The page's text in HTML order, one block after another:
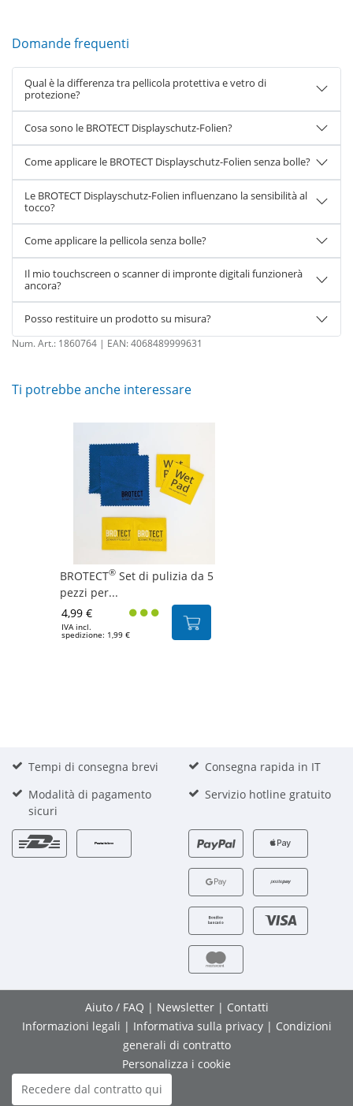
Domande frequenti
Qual è la differenza tra pellicola protettiva e vetro di
protezione?
Cosa sono le BROTECT Displayschutz-Folien?
Come applicare le BROTECT Displayschutz-Folien senza bolle?
Le BROTECT Displayschutz-Folien influenzano la sensibilità al
tocco?
Come applicare la pellicola senza bolle?
Il mio touchscreen o scanner di impronte digitali funzionerà
ancora?
Posso restituire un prodotto su misura?
Num. Art.: 1860764 | EAN:4068489999631
Ti potrebbe anche interessare
BROTECT® Set di pulizia da 5
pezzi per...
4,99 €
IVA incl.
spedizione: 1,99 €
Tempi di consegna brevi
Consegna rapida in IT
Modalità di pagamento
sicuri
Servizio hotline gratuito
Aiuto / FAQ | Newsletter | Contatti
Informazioni legali | Informativa sulla privacy | Condizioni
generali di contratto
Personalizza i cookie
Recedere dal contratto qui